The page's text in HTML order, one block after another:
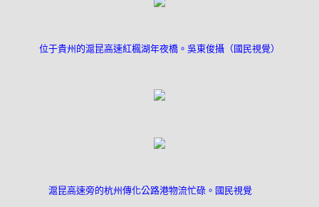
位于貴州的滬昆高速紅楓湖年夜橋。吳東俊攝（國民視覺）
滬昆高速旁的杭州傳化公路港物流忙碌。國民視覺